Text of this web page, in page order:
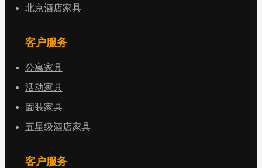
北京酒店家具
客户服务
公寓家具
活动家具
固装家具
五星级酒店家具
客户服务